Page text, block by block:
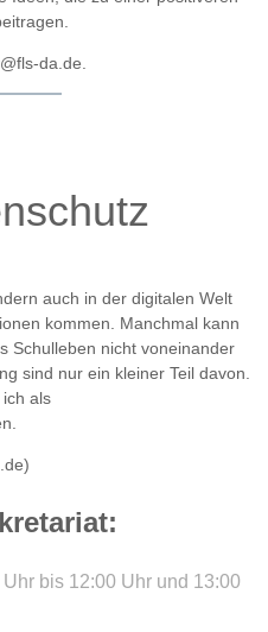
da.de.
auch in der digitalen Welt
kommen. Manchmal kann
Schulleben nicht voneinander
sind nur ein kleiner Teil davon.
als
bis 12:00 Uhr und 13:00